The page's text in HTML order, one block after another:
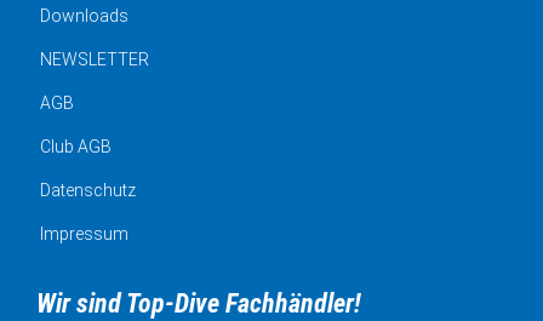
Downloads
NEWSLETTER
AGB
Club AGB
Datenschutz
Impressum
Wir sind Top-Dive Fachhändler!